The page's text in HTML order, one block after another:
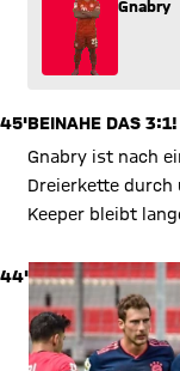
Gnabry
45'BEINAHE DAS 3:1!
Gnabry ist nach
Dreierkette durch
Keeper bleibt
44'